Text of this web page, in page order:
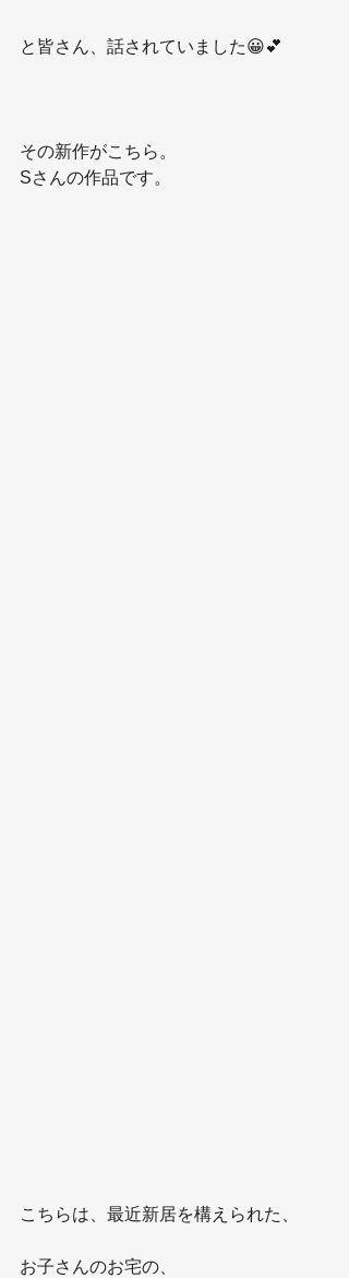
と皆さん、話されていました😀💕
その新作がこちら。
Sさんの作品です。
こちらは、最近新居を構えられた、
お子さんのお宅の、